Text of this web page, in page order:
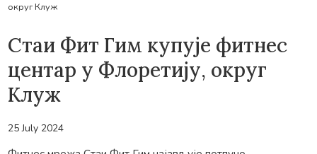
округ Клуж
Стаи Фит Гим купује фитнес
центар у Флоретију, округ
Клуж
25 July 2024